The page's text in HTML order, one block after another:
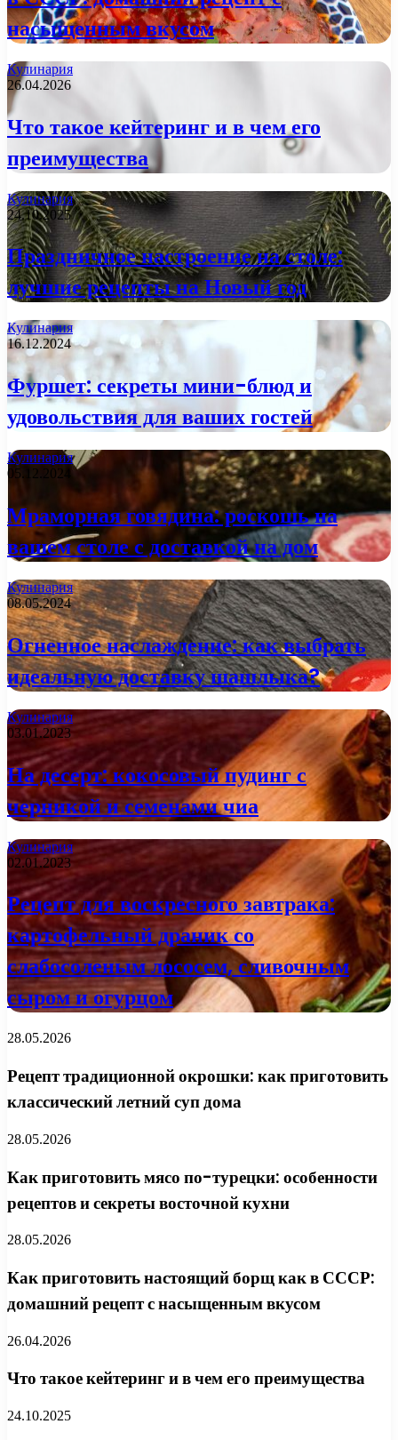
насыщенным вкусом
Кулинария
26.04.2026
Что такое кейтеринг и в чем его
преимущества
Кулинария
24.10.2025
Праздничное настроение на столе:
лучшие рецепты на Новый год
Кулинария
16.12.2024
Фуршет: секреты мини-блюд и
удовольствия для ваших гостей
Кулинария
05.12.2024
Мраморная говядина: роскошь на
вашем столе с доставкой на дом
Кулинария
08.05.2024
Огненное наслаждение: как выбрать
идеальную доставку шашлыка?
Кулинария
03.01.2023
На десерт: кокосовый пудинг с
черникой и семенами чиа
Кулинария
02.01.2023
Рецепт для воскресного завтрака:
картофельный драник со
слабосоленым лососем, сливочным
сыром и огурцом
28.05.2026
Рецепт традиционной окрошки: как приготовить
классический летний суп дома
28.05.2026
Как приготовить мясо по-турецки: особенности
рецептов и секреты восточной кухни
28.05.2026
Как приготовить настоящий борщ как в СССР:
домашний рецепт с насыщенным вкусом
26.04.2026
Что такое кейтеринг и в чем его преимущества
24.10.2025